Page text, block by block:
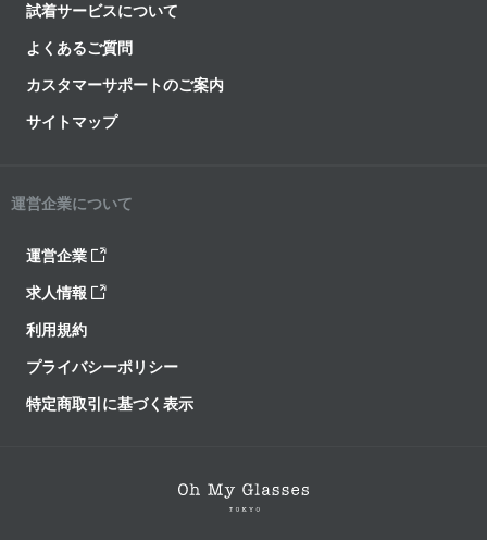
試着サービスについて
よくあるご質問
カスタマーサポートのご案内
サイトマップ
運営企業について
運営企業
求人情報
利用規約
プライバシーポリシー
特定商取引に基づく表示